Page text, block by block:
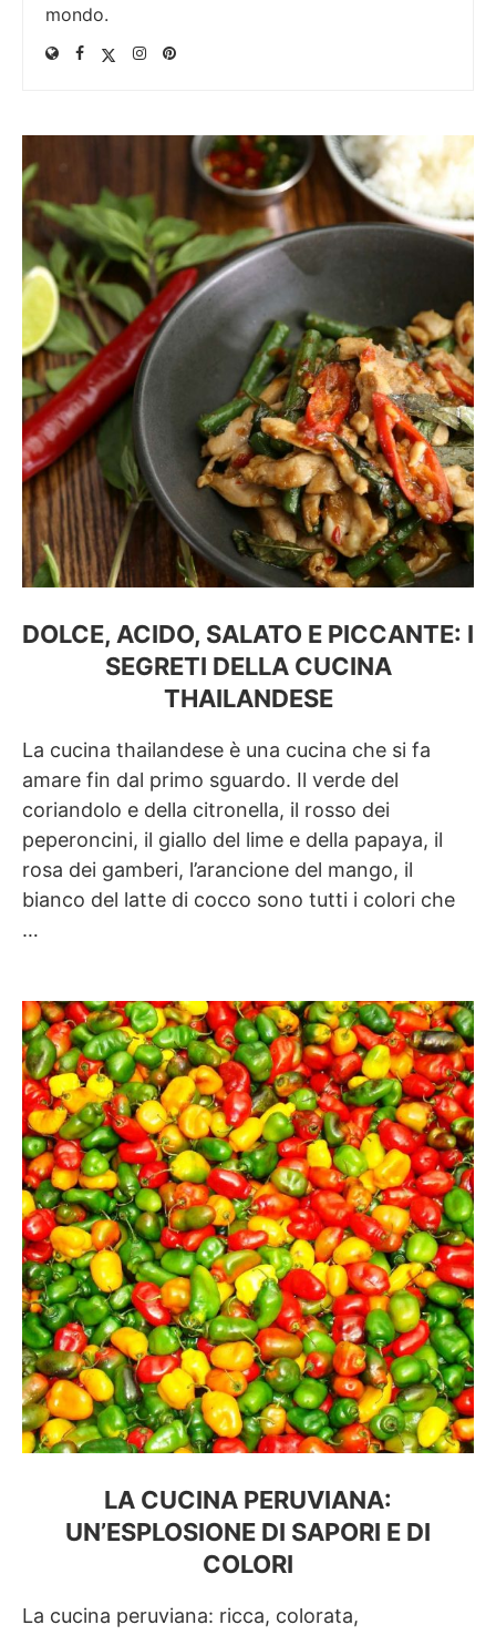
mondo.
DOLCE, ACIDO, SALATO E PICCANTE: I
SEGRETI DELLA CUCINA
THAILANDESE
La cucina thailandese è una cucina che si fa
amare fin dal primo sguardo. Il verde del
coriandolo e della citronella, il rosso dei
peperoncini, il giallo del lime e della papaya, il
rosa dei gamberi, l’arancione del mango, il
bianco del latte di cocco sono tutti i colori che
…
LA CUCINA PERUVIANA:
UN’ESPLOSIONE DI SAPORI E DI
COLORI
La cucina peruviana: ricca, colorata,